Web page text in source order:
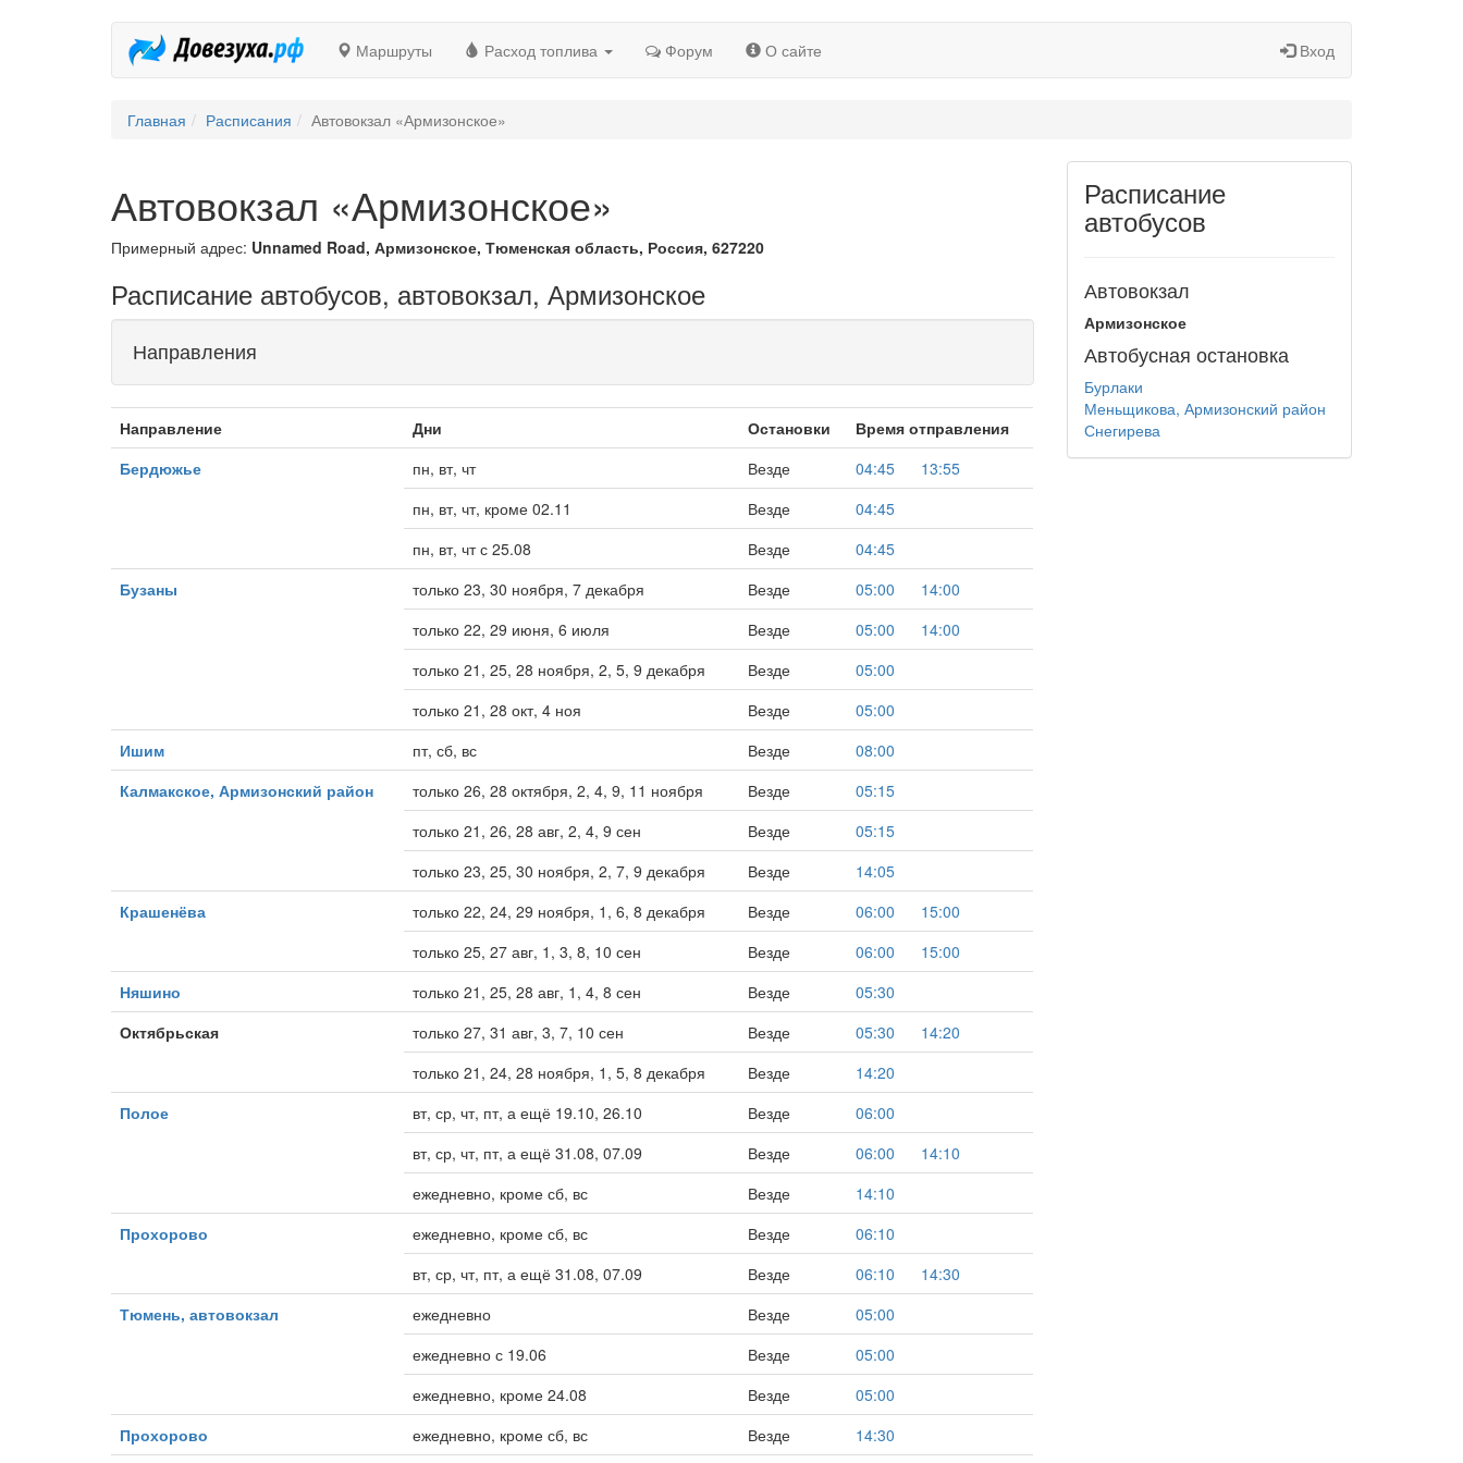
Маршруты Расход топлива Форум О сайте Вход
Главная Расписания Автовокзал «Армизонское»
Автовокзал «Армизонское»
Примерный адрес: Unnamed Road, Армизонское, Тюменская область, Россия, 627220
Расписание автобусов, автовокзал, Армизонское
Направления
Направление Дни Остановки
Время отправления
Бердюжье
пн, вт, чт Везде 04:45
13:55
пн, вт, чт, кроме 02.11
Везде
04:45
пн, вт, чт с 25.08
Везде
04:45
Бузаны
только 23, 30 ноября, 7 декабря Везде 05:00
14:00
только 22, 29 июня, 6 июля
Везде 05:00
14:00
только 21, 25, 28 ноября, 2, 5, 9 декабря
Везде
05:00
только 21, 28 окт, 4 ноя
Везде
05:00
Ишим
пт, сб, вс Везде
08:00
Калмакское, Армизонский район
только 26, 28 октября, 2, 4, 9, 11 ноября Везде
05:15
только 21, 26, 28 авг, 2, 4, 9 сен
Везде
05:15
только 23, 25, 30 ноября, 2, 7, 9 декабря
Везде
14:05
Крашенёва
только 22, 24, 29 ноября, 1, 6, 8 декабря Везде 06:00
15:00
только 25, 27 авг, 1, 3, 8, 10 сен
Везде 06:00
15:00
Няшино
только 21, 25, 28 авг, 1, 4, 8 сен Везде
05:30
Октябрьская
только 27, 31 авг, 3, 7, 10 сен Везде 05:30
14:20
только 21, 24, 28 ноября, 1, 5, 8 декабря
Везде
14:20
Полое
вт, ср, чт, пт, а ещё 19.10, 26.10 Везде
06:00
вт, ср, чт, пт, а ещё 31.08, 07.09
Везде 06:00
14:10
ежедневно, кроме сб, вс
Везде
14:10
Прохорово
ежедневно, кроме сб, вс Везде
06:10
вт, ср, чт, пт, а ещё 31.08, 07.09
Везде 06:10
14:30
Тюмень, автовокзал
ежедневно Везде
05:00
ежедневно с 19.06
Везде
05:00
ежедневно, кроме 24.08
Везде
05:00
Прохорово
ежедневно, кроме сб, вс Везде 14:30
Расписание
автобусов
Автовокзал
Армизонское
Автобусная остановка
Бурлаки
Меньщикова, Армизонский район
Снегирева